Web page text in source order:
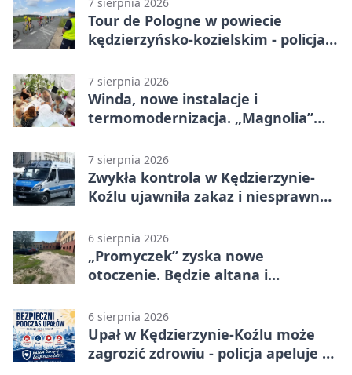
Tour de Pologne w powiecie
kędzierzyńsko-kozielskim - policja
7 sierpnia 2026
Winda, nowe instalacje i
termomodernizacja. „Magnolia”
7 sierpnia 2026
Zwykła kontrola w Kędzierzynie-
Koźlu ujawniła zakaz i niesprawne
6 sierpnia 2026
„Promyczek” zyska nowe
otoczenie. Będzie altana i
6 sierpnia 2026
Upał w Kędzierzynie-Koźlu może
zagrozić zdrowiu - policja apeluje o